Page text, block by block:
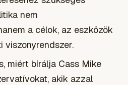
nem
a célok, az eszközök
viszonyrendszer.
miért bírálja Cass Mike
akik azzal